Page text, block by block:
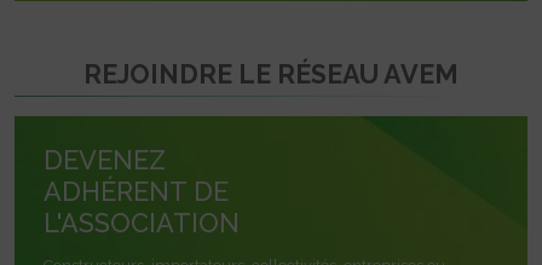
REJOINDRE LE RÉSEAU AVEM
DEVENEZ
ADHÉRENT DE
L'ASSOCIATION